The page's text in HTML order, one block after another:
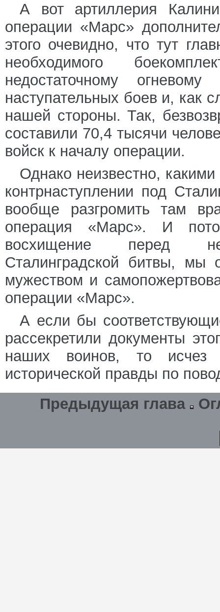
А вот артиллерия
операции «Марс»
этого очевидно, что тут
необходимого
недостаточному
наступательных боев и, как
нашей стороны. Так,
составили 70,4 тысячи
войск к началу операции.
Однако неизвестно,
контрнаступлении под
вообще разгромить там
операция «Марс». И
восхищение перед
Сталинградской битвы, мы
мужеством и
операции «Марс».
А если бы
рассекретили документы
наших воинов, то
исторической правды по
Предыдущая глава